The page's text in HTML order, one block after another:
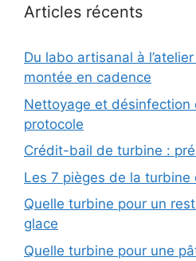
Articles récents
Du labo artisanal à
montée en cadence
Nettoyage et désinfection
protocole
Crédit-bail de turbine :
Les 7 pièges de la turbine
Quelle turbine pour un
glace
Quelle turbine pour une